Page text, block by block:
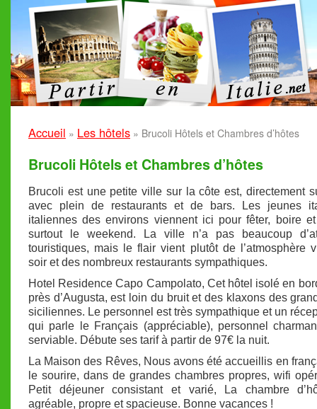
Accueil » Les hôtels » Brucoli Hôtels et Chambres d’hôtes
Brucoli Hôtels et Chambres d’hôtes
Brucoli est une petite ville sur la côte est, directement
avec plein de restaurants et de bars. Les jeunes
italiennes des environs viennent ici pour fêter, boire et
surtout le weekend. La ville n’a pas beaucoup
touristiques, mais le flair vient plutôt de l’atmosphère
soir et des nombreux restaurants sympathiques.
Hotel Residence Capo Campolato, Cet hôtel isolé en
près d’Augusta, est loin du bruit et des klaxons des
siciliennes. Le personnel est très sympathique et un
qui parle le Français (appréciable), personnel
serviable. Débute ses tarif à partir de 97€ la nuit.
La Maison des Rêves, Nous avons été accueillis en
le sourire, dans de grandes chambres propres, wifi
Petit déjeuner consistant et varié, La chambre
agréable, propre et spacieuse. Bonne vacances !